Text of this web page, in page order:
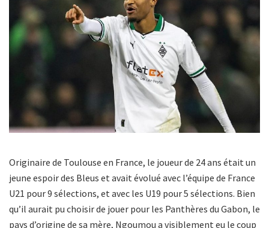
Originaire de Toulouse en France, le joueur de 24 ans était un
jeune espoir des Bleus et avait évolué avec l’équipe de France
U21 pour 9 sélections, et avec les U19 pour 5 sélections. Bien
qu’il aurait pu choisir de jouer pour les Panthères du Gabon, le
pays d’origine de sa mère, Ngoumou a visiblement eu le coup